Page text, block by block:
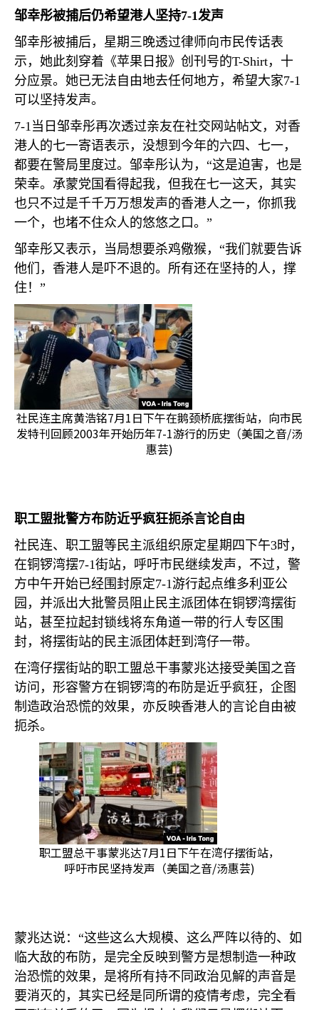
邹幸彤被捕后仍希望港人坚持7-1发声
邹幸彤被捕后，星期三晚透过律师向市民传话表
示，她此刻穿着《苹果日报》创刊号的T-Shirt，十
分应景。她已无法自由地去任何地方，希望大家7-1
可以坚持发声。
7-1当日邹幸彤再次透过亲友在社交网站帖文，对香
港人的七一寄语表示，没想到今年的六四、七一，
都要在警局里度过。邹幸彤认为，“这是迫害，也是
荣幸。承蒙党国看得起我，但我在七一这天，其实
也只不过是千千万万想发声的香港人之一，你抓我
一个，也堵不住众人的悠悠之口。”
邹幸彤又表示，当局想要杀鸡儆猴，“我们就要告诉
他们，香港人是吓不退的。所有还在坚持的人，撑
住！”
社民连主席黄浩铭7月1日下午在鹅颈桥底摆街站，向市民
发特刊回顾2003年开始历年7-1游行的历史（美国之音/汤
惠芸)
职工盟批警方布防近乎疯狂扼杀言论自由
社民连、职工盟等民主派组织原定星期四下午3时，
在铜锣湾摆7-1街站，呼吁市民继续发声，不过，警
方中午开始已经围封原定7-1游行起点维多利亚公
园，并派出大批警员阻止民主派团体在铜锣湾摆街
站，甚至拉起封锁线将东角道一带的行人专区围
封，将摆街站的民主派团体赶到湾仔一带。
在湾仔摆街站的职工盟总干事蒙兆达接受美国之音
访问，形容警方在铜锣湾的布防是近乎疯狂，企图
制造政治恐慌的效果，亦反映香港人的言论自由被
扼杀。
职工盟总干事蒙兆达7月1日下午在湾仔摆街站，
呼吁市民坚持发声（美国之音/汤惠芸)
蒙兆达说：“这些这么大规模、这么严阵以待的、如
临大敌的布防，是完全反映到警方是想制造一种政
治恐慌的效果，是将所有持不同政治见解的声音是
要消灭的，其实已经是同所谓的疫情考虑，完全看